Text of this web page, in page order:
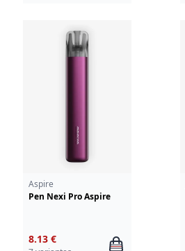
Aspire
Pen Nexi Pro Aspire
8.13 €